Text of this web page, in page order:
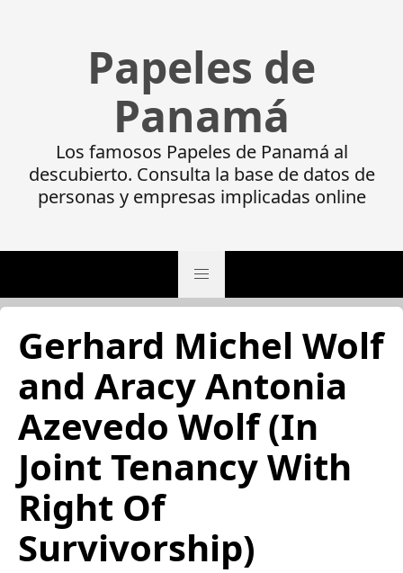
Papeles de
Panamá
Los famosos Papeles de Panamá al
descubierto. Consulta la base de datos de
personas y empresas implicadas online
Gerhard Michel Wolf
and Aracy Antonia
Azevedo Wolf (In
Joint Tenancy With
Right Of
Survivorship)